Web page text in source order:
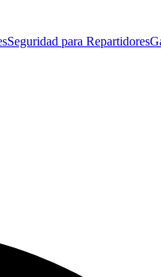
Seguridad para Repartidores